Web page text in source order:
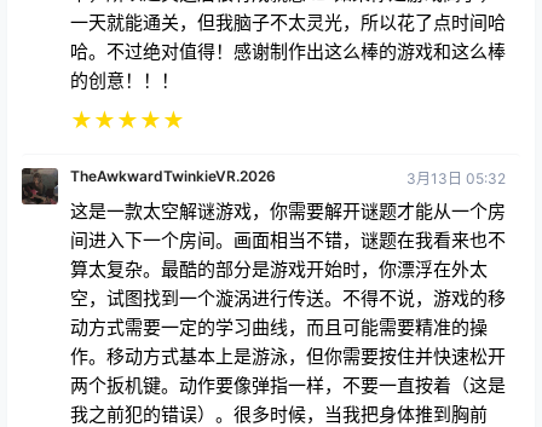
一天就能通关，但我脑子不太灵光，所以花了点时间哈
哈。不过绝对值得！感谢制作出这么棒的游戏和这么棒
的创意！！！
★★★★★
TheAwkwardTwinkieVR.2026 3月13日 05:32
这是一款太空解谜游戏，你需要解开谜题才能从一个房
间进入下一个房间。画面相当不错，谜题在我看来也不
算太复杂。最酷的部分是游戏开始时，你漂浮在外太
空，试图找到一个漩涡进行传送。不得不说，游戏的移
动方式需要一定的学习曲线，而且可能需要精准的操
作。移动方式基本上是游泳，但你需要按住并快速松开
两个扳机键。动作要像弹指一样，不要一直按着（这是
我之前犯的错误）。很多时候，当我把身体推到胸前